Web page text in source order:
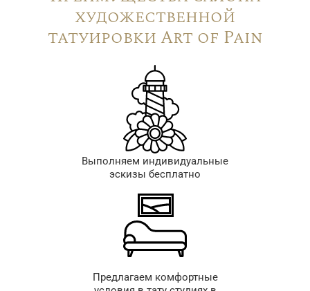
художественной
татуировки Art of Pain
Выполняем индивидуальные
эскизы бесплатно
Предлагаем комфортные